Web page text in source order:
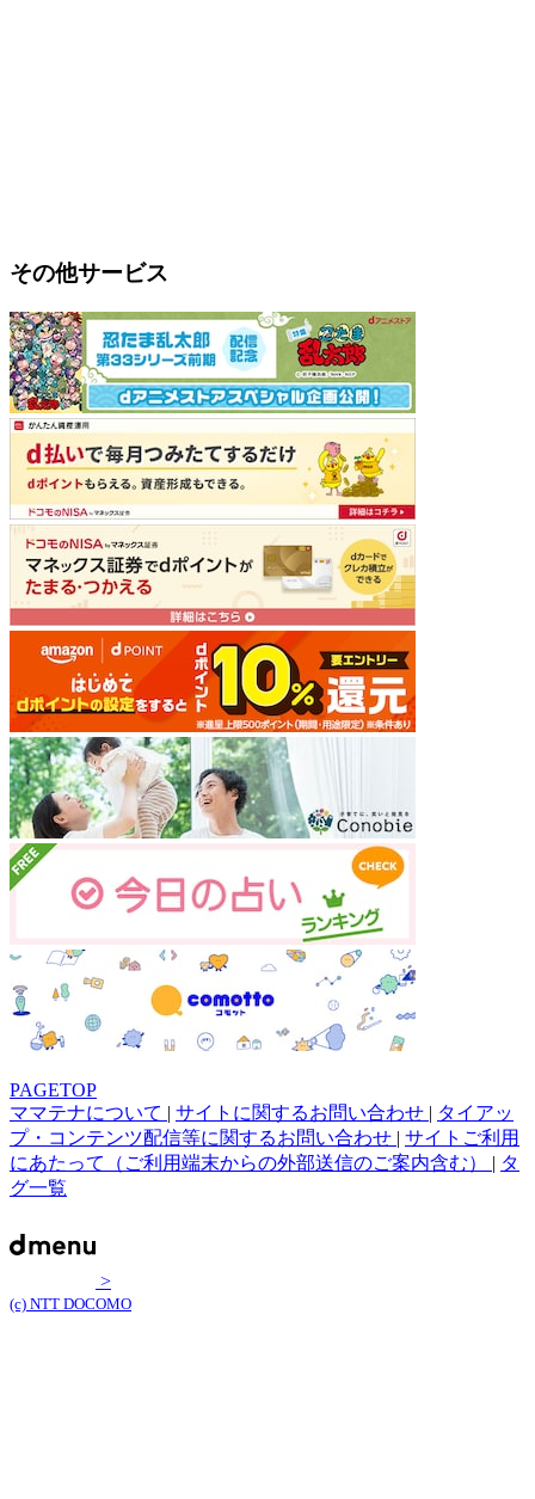
その他サービス
PAGETOP
ママテナについて | サイトに関するお問い合わせ | タイアッ
プ・コンテンツ配信等に関するお問い合わせ | サイトご利用
にあたって（ご利用端末からの外部送信のご案内含む） | タ
グ一覧
>
(c) NTT DOCOMO